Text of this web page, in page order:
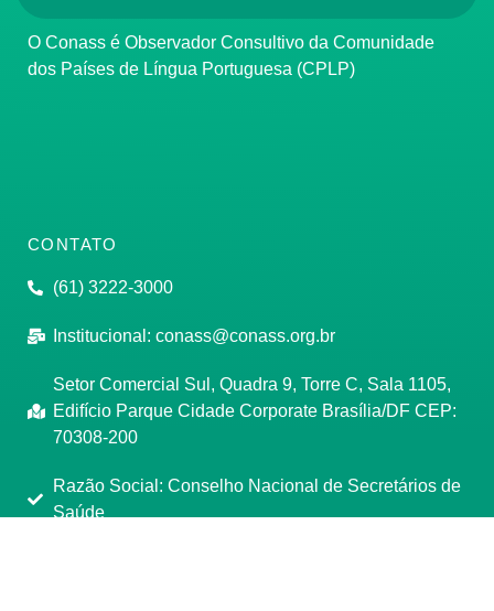
O Conass é Observador Consultivo da Comunidade
dos Países de Língua Portuguesa (CPLP)
CONTATO
(61) 3222-3000
Institucional: conass@conass.org.br
Setor Comercial Sul, Quadra 9, Torre C, Sala 1105,
Edifício Parque Cidade Corporate Brasília/DF CEP:
70308-200
Razão Social: Conselho Nacional de Secretários de
Saúde